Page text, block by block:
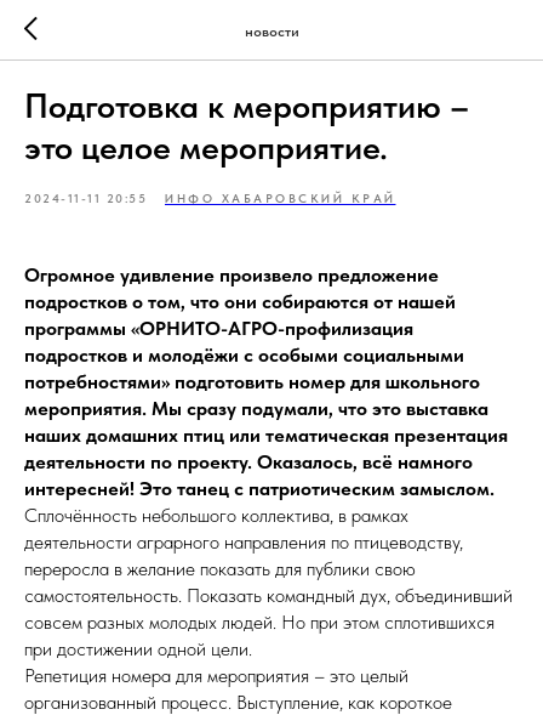
новости
Подготовка к мероприятию –
это целое мероприятие.
2024-11-11 20:55 ИНФО ХАБАРОВСКИЙ КРАЙ
Огромное удивление произвело предложение
подростков о том, что они собираются от нашей
программы «ОРНИТО-АГРО-профилизация
подростков и молодёжи с особыми социальными
потребностями» подготовить номер для школьного
мероприятия. Мы сразу подумали, что это выставка
наших домашних птиц или тематическая презентация
деятельности по проекту. Оказалось, всё намного
интересней! Это танец с патриотическим замыслом.
Сплочённость небольшого коллектива, в рамках
деятельности аграрного направления по птицеводству,
переросла в желание показать для публики свою
самостоятельность. Показать командный дух, объединивший
совсем разных молодых людей. Но при этом сплотившихся
при достижении одной цели.
Репетиция номера для мероприятия – это целый
организованный процесс. Выступление, как короткое